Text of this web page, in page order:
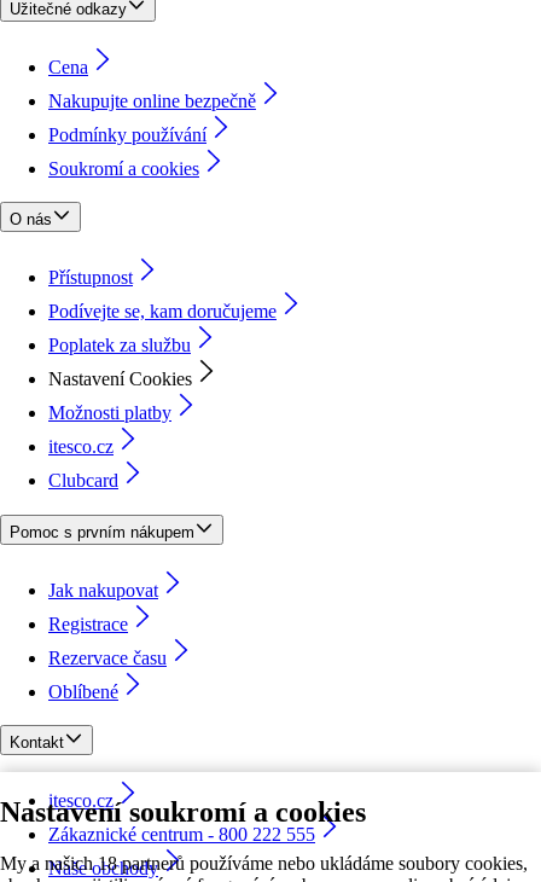
Nastavení soukromí a cookies
My a našich 18 partnerů používáme nebo ukládáme soubory cookies,
Užitečné odkazy
Cena
Nakupujte online bezpečně
Podmínky používání
Soukromí a cookies
O nás
Přístupnost
Podívejte se, kam doručujeme
Poplatek za službu
Nastavení Cookies
Možnosti platby
itesco.cz
Clubcard
Pomoc s prvním nákupem
Jak nakupovat
Registrace
Rezervace času
Oblíbené
Kontakt
itesco.cz
Zákaznické centrum - 800 222 555
Naše obchody